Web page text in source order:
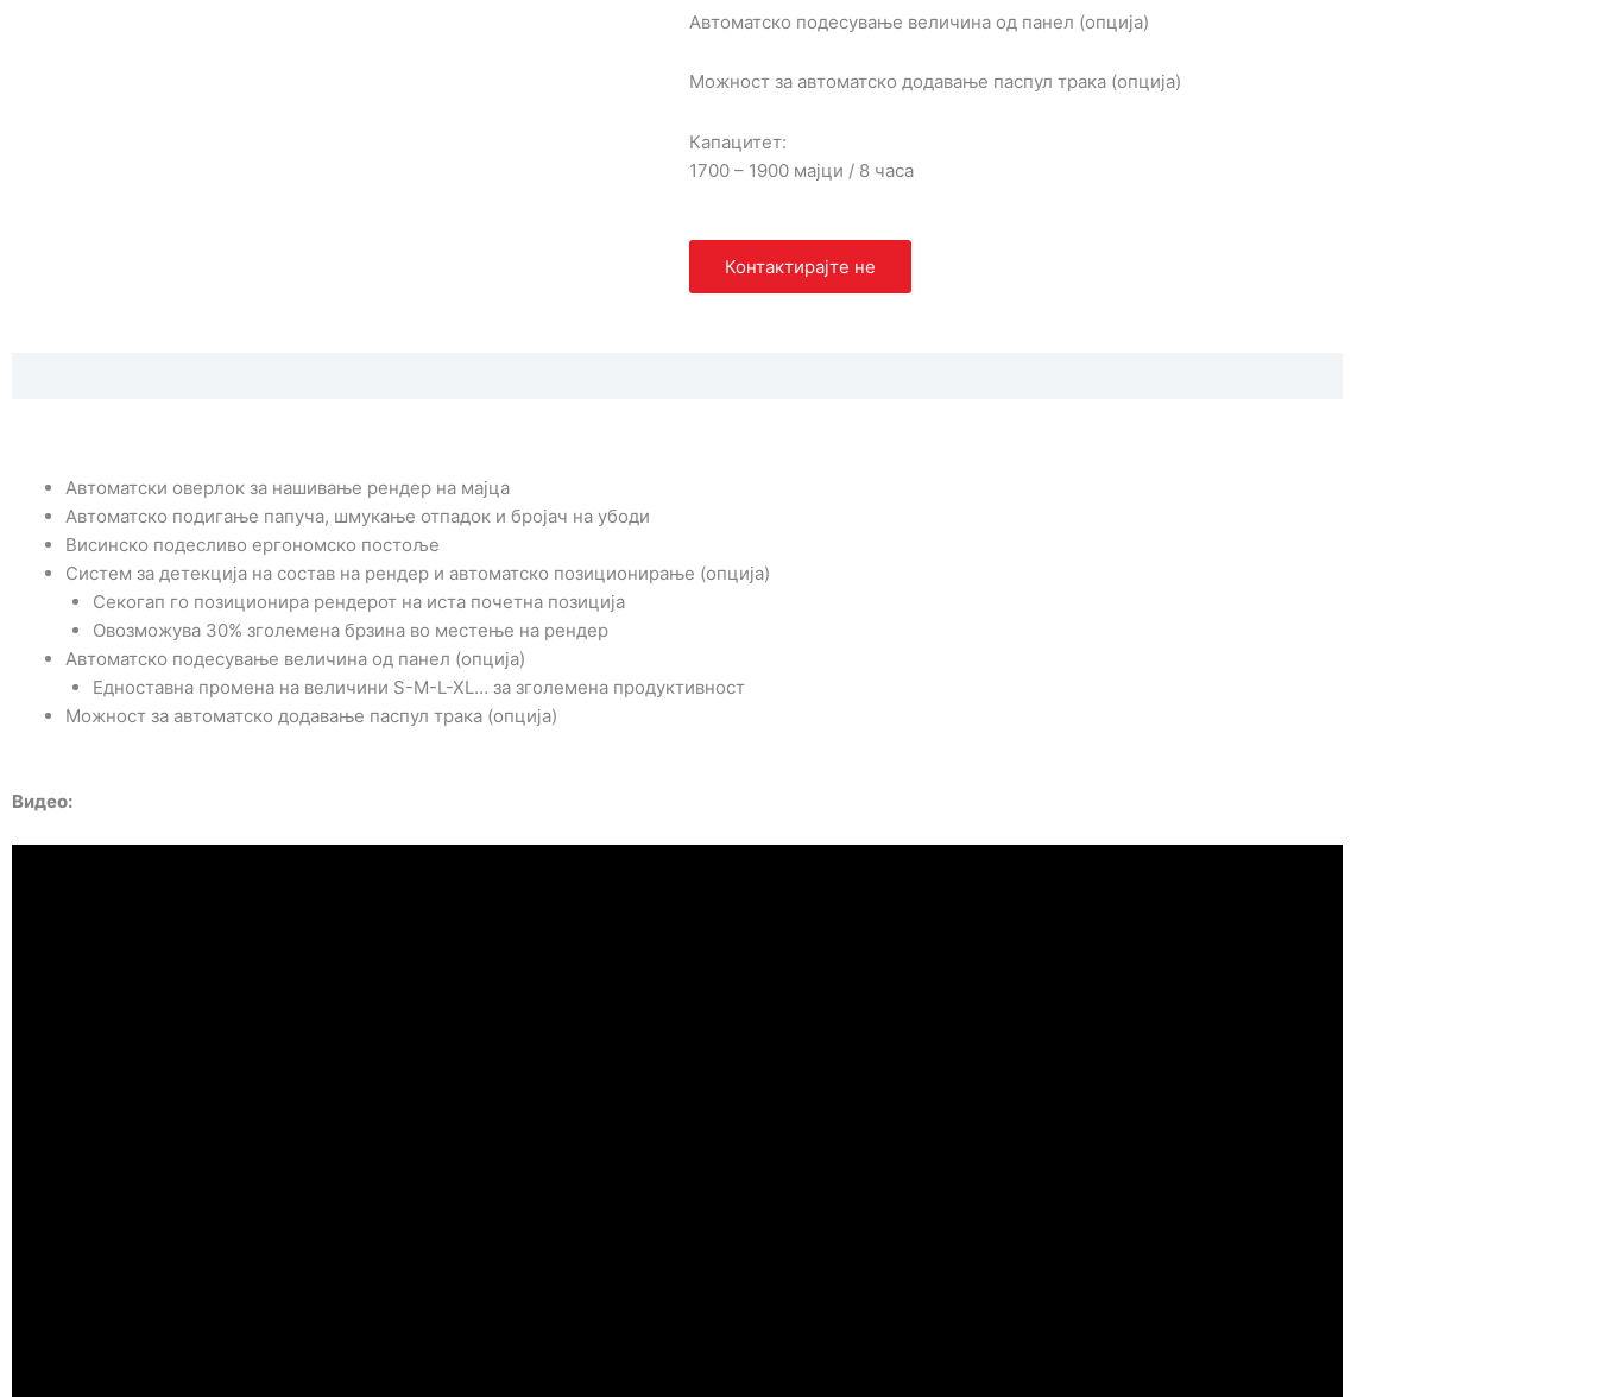
Автоматско подесување величина од панел (опција)
Можност за автоматско додавање паспул трака (опција)
Капацитет:
1700 – 1900 мајци / 8 часа
Контактирајте не
Автоматски оверлок за нашивање рендер на мајца
Автоматско подигање папуча, шмукање отпадок и бројач на убоди
Висинско подесливо ергономско постоље
Систем за детекција на состав на рендер и автоматско позиционирање (опција)
Секогап го позиционира рендерот на иста почетна позиција
Овозможува 30% зголемена брзина во местење на рендер
Автоматско подесување величина од панел (опција)
Едноставна промена на величини S-M-L-XL… за зголемена продуктивност
Можност за автоматско додавање паспул трака (опција)
Видео: